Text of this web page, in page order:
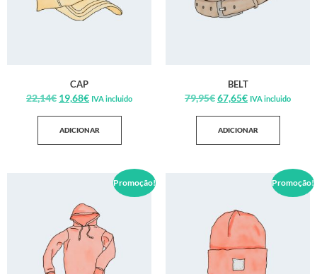
CAP
22,14€ 19,68€ IVA incluido
ADICIONAR
BELT
79,95€67,65€ IVA incluido
ADICIONAR
Promoção! Promoção!